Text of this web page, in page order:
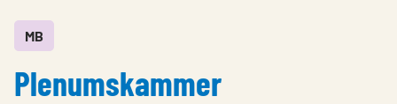
Last ned
Om Lindab
MB
Plenumskammer